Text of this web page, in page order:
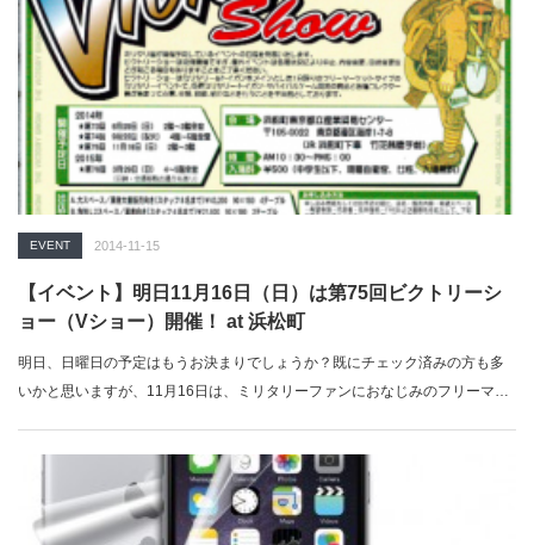
EVENT 2014-11-15
【イベント】明日11月16日（日）は第75回ビクトリーシ
ョー（Vショー）開催！ at 浜松町
明日、日曜日の予定はもうお決まりでしょうか？既にチェック済みの方も多
いかと思いますが、11月16日は、ミリタリーファンにおなじみのフリーマ…